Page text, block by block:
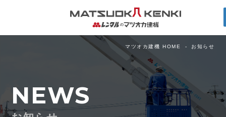
マツオカ建機 HOME お知らせ
NEWS